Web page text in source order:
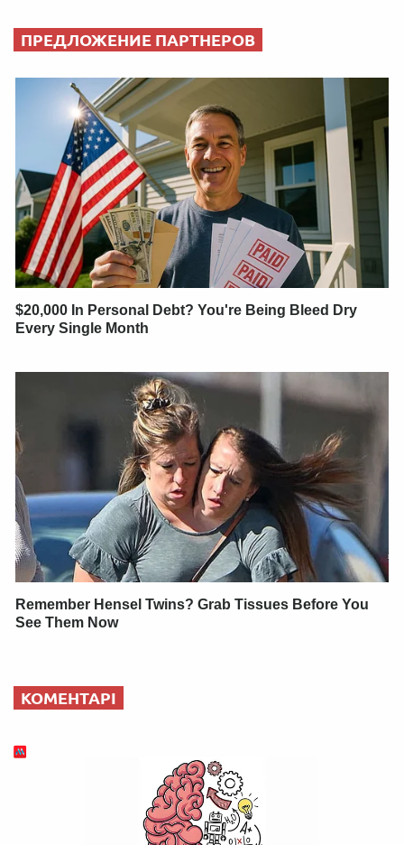
ПРЕДЛОЖЕНИЕ ПАРТНЕРОВ
$20,000 In Personal Debt? You're Being Bleed Dry
Every Single Month
Remember Hensel Twins? Grab Tissues Before You
See Them Now
КОМЕНТАРІ